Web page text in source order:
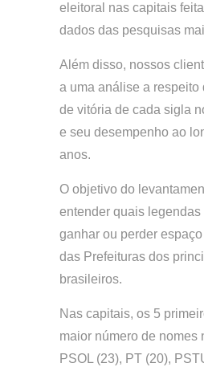
eleitoral nas capitais
dados das pesquisas
Além disso, nossos
a uma análise a respeito
de vitória de cada sigla
e seu desempenho ao
anos.
O objetivo do
entender quais legendas
ganhar ou perder
das Prefeituras dos
brasileiros.
Nas capitais, os 5
maior número de nomes
PSOL (23), PT (20),